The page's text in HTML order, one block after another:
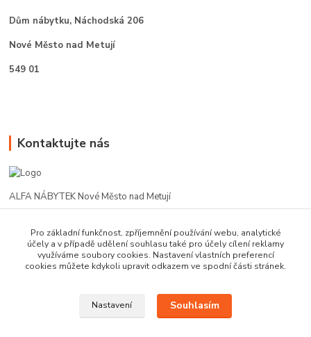
Dům nábytku, Náchodská 206
Nové Město nad Metují
549 01
Kontaktujte nás
ALFA NÁBYTEK Nové Město nad Metují
602 412 331
alfanm@seznam.cz
Pro základní funkčnost, zpříjemnění používání webu, analytické
účely a v případě udělení souhlasu také pro účely cílení reklamy
využíváme soubory cookies. Nastavení vlastních preferencí
cookies můžete kdykoli upravit odkazem ve spodní části stránek.
Nastavení Souhlasím